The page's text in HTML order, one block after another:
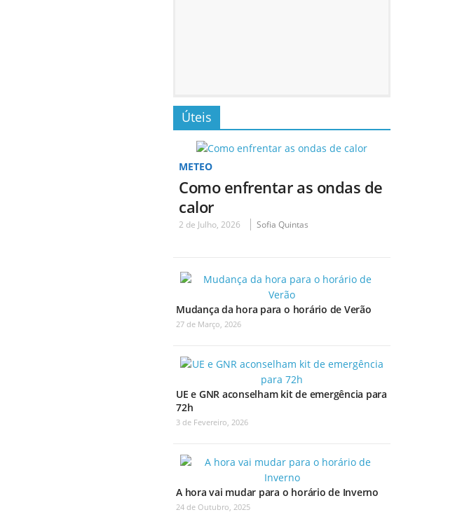
Úteis
METEO
Como enfrentar as ondas de
calor
2 de Julho, 2026 Sofia Quintas
Mudança da hora para o horário de Verão
27 de Março, 2026
UE e GNR aconselham kit de emergência para
72h
3 de Fevereiro, 2026
A hora vai mudar para o horário de Inverno
24 de Outubro, 2025